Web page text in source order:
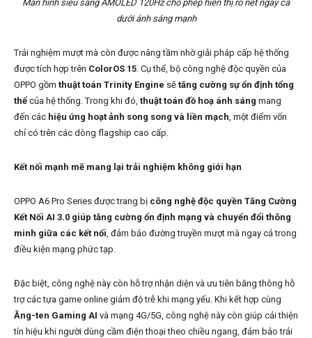
Màn hình siêu sáng AMOLED 120Hz cho phép hiển thị rõ nét ngay cả
dưới ánh sáng mạnh
Trải nghiệm mượt mà còn được nâng tầm nhờ giải pháp cấp hệ thống
được tích hợp trên ColorOS 15. Cụ thể, bộ công nghệ độc quyền của
OPPO gồm thuật toán Trinity Engine sẽ tăng cường sự ổn định tổng
thể của hệ thống. Trong khi đó, thuật toán đồ hoạ ánh sáng mang
đến các hiệu ứng hoạt ảnh song song và liền mạch, một điểm vốn
chỉ có trên các dòng flagship cao cấp.
Kết nối mạnh mẽ mang lại trải nghiệm không giới hạn
OPPO A6 Pro Series được trang bị công nghệ độc quyền Tăng Cường
Kết Nối AI 3.0 giúp tăng cường ổn định mạng và chuyển đổi thông
minh giữa các kết nối, đảm bảo đường truyền mượt mà ngay cả trong
điều kiện mạng phức tạp.
Đặc biệt, công nghệ này còn hỗ trợ nhận diện và ưu tiên băng thông hỗ
trợ các tựa game online giảm độ trễ khi mạng yếu. Khi kết hợp cùng
Ăng-ten Gaming AI và mạng 4G/5G, công nghệ này còn giúp cải thiện
tín hiệu khi người dùng cầm điện thoại theo chiều ngang, đảm bảo trải